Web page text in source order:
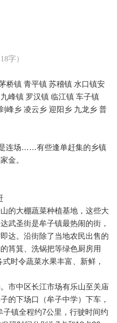
字）
桥镇 青平镇 苏稽镇 水口镇安
峰镇 罗汉镇 临江镇 车子镇
峰乡 凌云乡 迎阳乡 九龙乡 普
场……有些逢单赶集的乡镇
金。
大棚蔬菜种植基地，这些大
武圣街是牟子镇最热闹的街，
达。沿街除了当地农民出售的
筲箕、洗锅把等绿色厨房用
时令蔬菜水果丰富、新鲜，
中区长江市场有乐山至关庙
的下场口（牟子中学）下车，
镇全程约7公里，行驶时间约